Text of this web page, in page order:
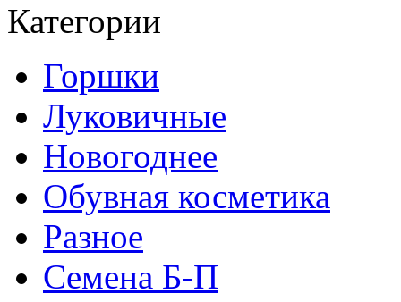
Категории
Горшки
Луковичные
Новогоднее
Обувная косметика
Разное
Семена Б-П